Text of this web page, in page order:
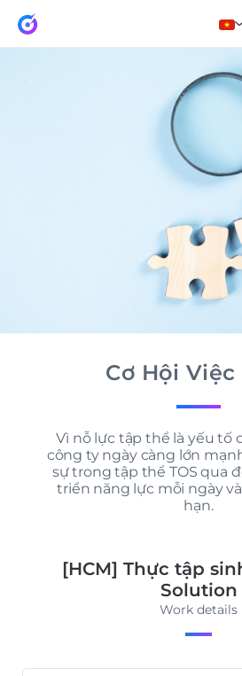
Cơ Hội Việc
Vì nỗ lực tập thể là yếu tố
công ty ngày càng lớn
sự trong tập thể TOS qua
triển năng lực mỗi ngày
hạn.
[HCM] Thực tập
Solution
Work details